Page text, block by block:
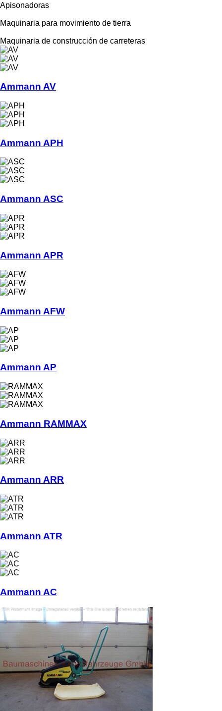
Apisonadoras
Maquinaria para movimiento de tierra
Maquinaria de construcción de carreteras
Ammann AV
Ammann APH
Ammann ASC
Ammann APR
Ammann AFW
Ammann AP
Ammann RAMMAX
Ammann ARR
Ammann ATR
Ammann AC